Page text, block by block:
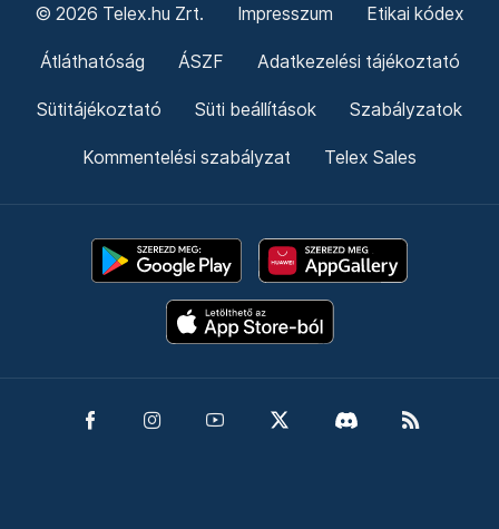
© 2026 Telex.hu Zrt. Impresszum Etikai kódex
Átláthatóság ÁSZF Adatkezelési tájékoztató
Sütitájékoztató Süti beállítások Szabályzatok
Kommentelési szabályzat Telex Sales